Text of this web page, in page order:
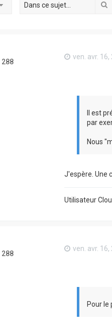
288
ven. avr.
Il est
par
Nous
J'espère. Une
Utilisateur
288
ven. avr.
Pour le